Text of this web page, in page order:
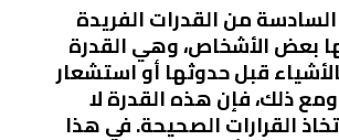
من القدرات الفريدة
بعض الأشخاص، وهي القدرة
قبل حدوثها أو استشعار
ومع ذلك، فإن هذه القدرة لا
القرارات الصحيحة. في هذا